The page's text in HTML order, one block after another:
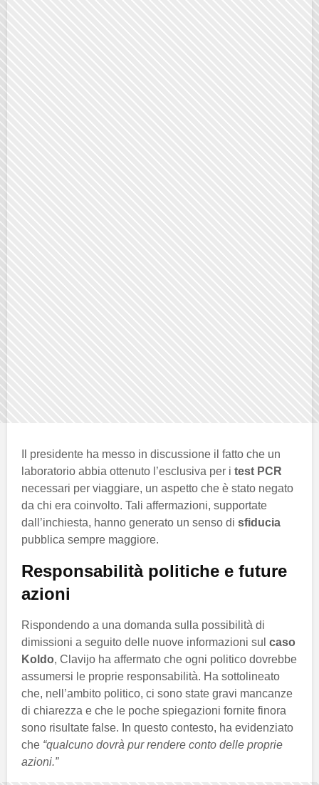
Il presidente ha messo in discussione il fatto che un
laboratorio abbia ottenuto l’esclusiva per i test PCR
necessari per viaggiare, un aspetto che è stato negato
da chi era coinvolto. Tali affermazioni, supportate
dall’inchiesta, hanno generato un senso di sfiducia
pubblica sempre maggiore.
Responsabilità politiche e future
azioni
Rispondendo a una domanda sulla possibilità di
dimissioni a seguito delle nuove informazioni sul caso
Koldo, Clavijo ha affermato che ogni politico dovrebbe
assumersi le proprie responsabilità. Ha sottolineato
che, nell’ambito politico, ci sono state gravi mancanze
di chiarezza e che le poche spiegazioni fornite finora
sono risultate false. In questo contesto, ha evidenziato
che “qualcuno dovrà pur rendere conto delle proprie
azioni.”